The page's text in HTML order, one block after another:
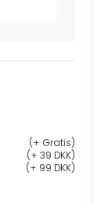
(+ Gratis)
(+ 39 DKK)
(+ 99 DKK)